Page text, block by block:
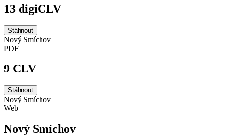
13 digiCLV
Stáhnout
Nový Smíchov
PDF
9 CLV
Stáhnout
Nový Smíchov
Web
Nový Smíchov